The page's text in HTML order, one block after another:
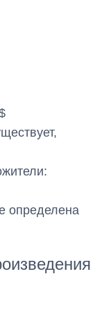
определена